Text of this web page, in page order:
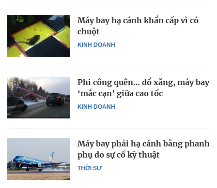
KINH DOANH
Máy bay hạ cánh khẩn cấp vì có
chuột
KINH DOANH
Phi công quên… đổ xăng, máy bay
‘mắc cạn’ giữa cao tốc
THỜI SỰ
Máy bay phải hạ cánh bằng phanh
phụ do sự cố kỹ thuật